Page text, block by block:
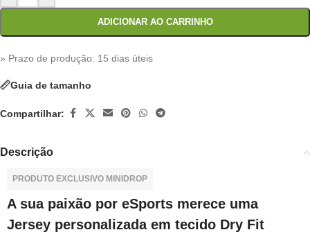
ADICIONAR AO CARRINHO
» Prazo de produção: 15 dias úteis
Guia de tamanho
Compartilhar:
Descrição
PRODUTO EXCLUSIVO MINIDROP
A sua paixão por eSports merece uma
Jersey personalizada em tecido Dry Fit